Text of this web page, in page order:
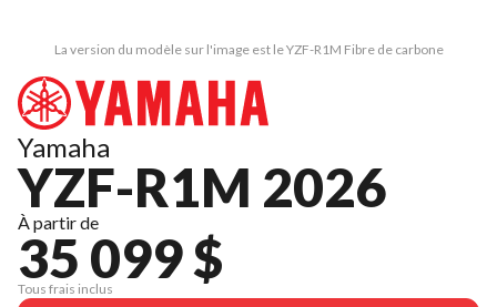
La version du modèle sur l'image est le YZF-R1M Fibre de carbone
Yamaha
YZF-R1M 2026
À partir de
35 099 $
Tous frais inclus